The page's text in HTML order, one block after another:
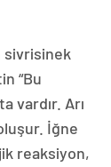
sivrisinek
“Bu
vardır. Arı
İğne
reaksiyon,